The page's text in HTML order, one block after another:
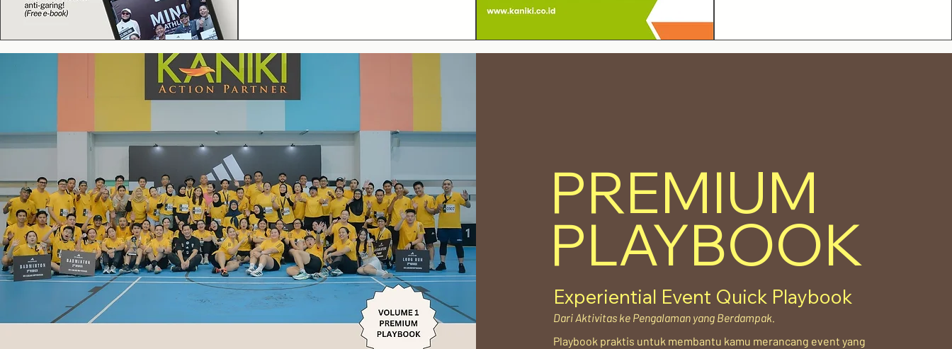
PREMIUM
PLAYBOOK
Experiential Event Quick Playbook
Dari Aktivitas ke Pengalaman yang Berdampak.
Playbook praktis untuk membantu kamu merancang event yang